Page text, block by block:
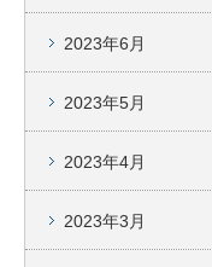
2023年6月
2023年5月
2023年4月
2023年3月